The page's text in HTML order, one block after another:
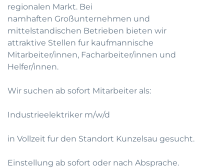
regionalen Markt. Bei
namhaften Großunternehmen und
mittelstandischen Betrieben bieten wir
attraktive Stellen fur kaufmannische
Mitarbeiter/innen, Facharbeiter/innen und
Helfer/innen.
Wir suchen ab sofort Mitarbeiter als:
Industrieelektriker m/w/d
in Vollzeit fur den Standort Kunzelsau gesucht.
Einstellung ab sofort oder nach Absprache.